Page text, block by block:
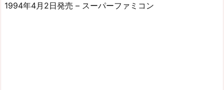
1994年4月2日発売 – スーパーファミコン